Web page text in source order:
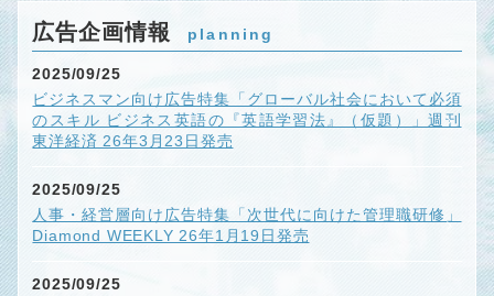
広告企画情報 planning
2025/09/25
ビジネスマン向け広告特集「グローバル社会において必須
のスキル ビジネス英語の『英語学習法』（仮題）」週刊
東洋経済 26年3月23日発売
2025/09/25
人事・経営層向け広告特集「次世代に向けた管理職研修」
Diamond WEEKLY 26年1月19日発売
2025/09/25